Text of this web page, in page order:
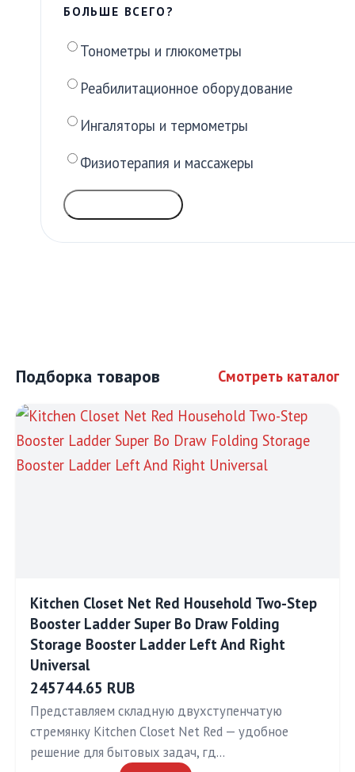
БОЛЬШЕ ВСЕГО?
Тонометры и глюкометры
Реабилитационное оборудование
Ингаляторы и термометры
Физиотерапия и массажеры
Подборка товаров Смотреть каталог
Kitchen Closet Net Red Household Two-Step
Booster Ladder Super Bo Draw Folding
Storage Booster Ladder Left And Right
Universal
245744.65 RUB
Представляем складную двухступенчатую
стремянку Kitchen Closet Net Red — удобное
решение для бытовых задач, гд…